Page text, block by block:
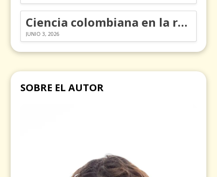
Ciencia colombiana en la revolución de los órganos en chips
JUNIO 3, 2026
SOBRE EL AUTOR